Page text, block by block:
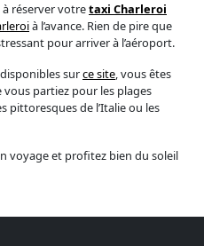
à réserver votretaxi Charleroi
à l’avance. Rien de pire que
pour arriver à l’aéroport.
surce site, vous êtes
vous partiez pour les plages
pittoresques de l’Italie ou les
voyage et profitez bien du soleil